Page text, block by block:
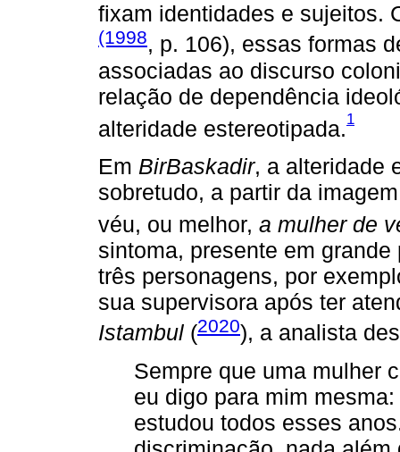
fixam identidades e sujeitos.
(1998, p. 106), essas formas
associadas ao discurso
relação de dependência
alteridade estereotipada.1
Em BirBaskadir, a alteridade
sobretudo, a partir da
véu, ou melhor, a mulher de
sintoma, presente em
três personagens, por
sua supervisora após ter
Istambul (2020), a analista
Sempre que uma mulher
eu digo para mim
estudou todos esses